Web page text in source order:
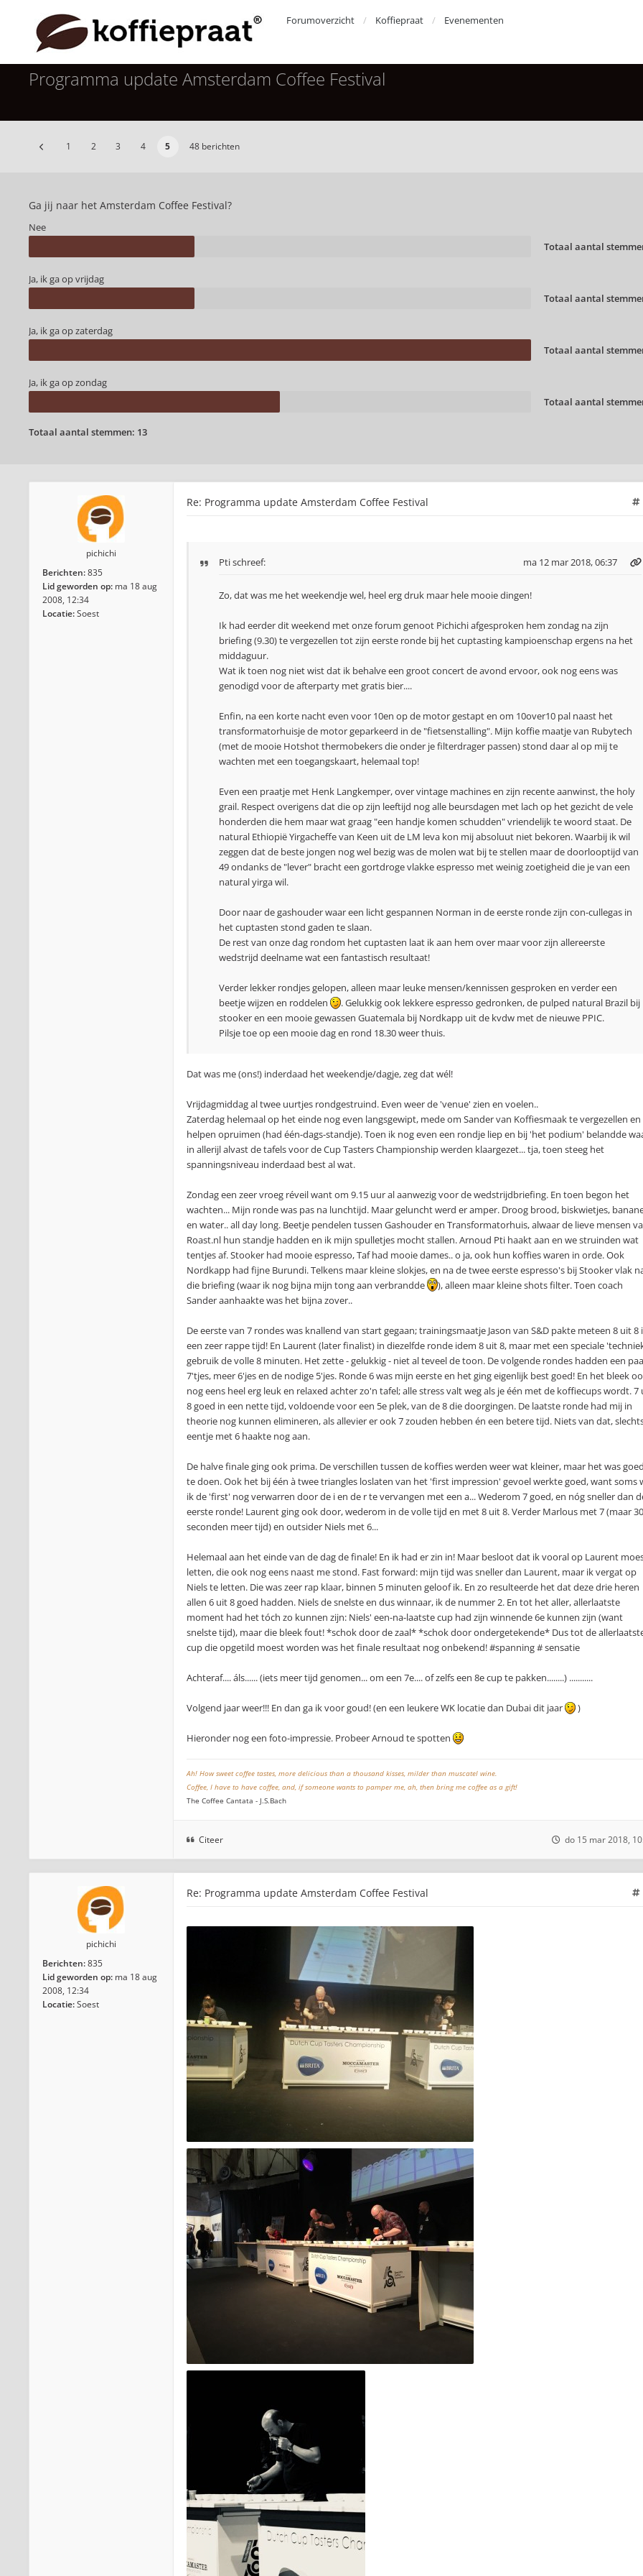
Forumoverzicht Koffiepraat Evenementen
Programma update Amsterdam Coffee Festival
1 2 3 4 5 48 berichten
Ga jij naar het Amsterdam Coffee Festival?
Nee
Totaal aantal
Ja, ik ga op vrijdag
Totaal aantal
Ja, ik ga op zaterdag
Totaal aantal
Ja, ik ga op zondag
Totaal aantal
Totaal aantal stemmen: 13
pichichi
Berichten:835
Lid geworden op: ma 18 aug
2008, 12:34
Locatie:Soest
Re: Programma update Amsterdam Coffee Festival
Ptischreef: ma 12 mar 2018, 06:37
Zo, dat was me het weekendje wel, heel erg druk maar hele mooie dingen!
Ik had eerder dit weekend met onze forum genoot Pichichi afgesproken hem zondag na zijn
briefing (9.30) te vergezellen tot zijn eerste ronde bij het cuptasting kampioenschap ergens na het
middaguur.
Wat ik toen nog niet wist dat ik behalve een groot concert de avond ervoor, ook nog eens was
genodigd voor de afterparty met gratis bier....
Enfin, na een korte nacht even voor 10en op de motor gestapt en om 10over10 pal naast het
transformatorhuisje de motor geparkeerd in de "fietsenstalling". Mijn koffie maatje van Rubytech
(met de mooie Hotshot thermobekers die onder je filterdrager passen) stond daar al op mij te
wachten met een toegangskaart, helemaal top!
Even een praatje met Henk Langkemper, over vintage machines en zijn recente aanwinst, the holy
grail. Respect overigens dat die op zijn leeftijd nog alle beursdagen met lach op het gezicht de vele
honderden die hem maar wat graag "een handje komen schudden" vriendelijk te woord staat. De
natural Ethiopië Yirgacheffe van Keen uit de LM leva kon mij absoluut niet bekoren. Waarbij ik wil
zeggen dat de beste jongen nog wel bezig was de molen wat bij te stellen maar de doorlooptijd van
49 ondanks de "lever" bracht een gortdroge vlakke espresso met weinig zoetigheid die je van een
natural yirga wil.
Door naar de gashouder waar een licht gespannen Norman in de eerste ronde zijn con-cullegas in
het cuptasten stond gaden te slaan.
De rest van onze dag rondom het cuptasten laat ik aan hem over maar voor zijn allereerste
wedstrijd deelname wat een fantastisch resultaat!
Verder lekker rondjes gelopen, alleen maar leuke mensen/kennissen gesproken en verder een
beetje wijzen en roddelen
. Gelukkig ook lekkere espresso gedronken, de pulped natural Brazil bij
stooker en een mooie gewassen Guatemala bij Nordkapp uit de kvdw met de nieuwe PPIC.
Pilsje toe op een mooie dag en rond 18.30 weer thuis.
Dat was me (ons!) inderdaad het weekendje/dagje, zeg dat wél!
Vrijdagmiddag al twee uurtjes rondgestruind. Even weer de 'venue' zien en voelen..
Zaterdag helemaal op het einde nog even langsgewipt, mede om Sander van Koffiesmaak te vergezellen en
helpen opruimen (had één-dags-standje). Toen ik nog even een rondje liep en bij 'het podium' belandde
in allerijl alvast de tafels voor de Cup Tasters Championship werden klaargezet... tja, toen steeg het
spanningsniveau inderdaad best al wat.
Zondag een zeer vroeg réveil want om 9.15 uur al aanwezig voor de wedstrijdbriefing. En toen begon het
wachten... Mijn ronde was pas na lunchtijd. Maar geluncht werd er amper. Droog brood, biskwietjes,
en water.. all day long. Beetje pendelen tussen Gashouder en Transformatorhuis, alwaar de lieve mensen
Roast.nl hun standje hadden en ik mijn spulletjes mocht stallen. Arnoud Pti haakt aan en we struinden wat
tentjes af. Stooker had mooie espresso, Taf had mooie dames.. o ja, ook hun koffies waren in orde. Ook
Nordkapp had fijne Burundi. Telkens maar kleine slokjes, en na de twee eerste espresso's bij Stooker vlak
die briefing (waar ik nog bijna mijn tong aan verbrandde
), alleen maar kleine shots filter. Toen coach
Sander aanhaakte was het bijna zover..
De eerste van 7 rondes was knallend van start gegaan; trainingsmaatje Jason van S&D pakte meteen 8 uit 8
een zeer rappe tijd! En Laurent (later finalist) in diezelfde ronde idem 8 uit 8, maar met een speciale
gebruik de volle 8 minuten. Het zette - gelukkig - niet al teveel de toon. De volgende rondes hadden een
7'tjes, meer 6'jes en de nodige 5'jes. Ronde 6 was mijn eerste en het ging eigenlijk best goed! En het bleek
nog eens heel erg leuk en relaxed achter zo'n tafel; alle stress valt weg als je één met de koffiecups wordt. 7
8 goed in een nette tijd, voldoende voor een 5e plek, van de 8 die doorgingen. De laatste ronde had mij in
theorie nog kunnen elimineren, als allevier er ook 7 zouden hebben én een betere tijd. Niets van dat,
eentje met 6 haakte nog aan.
De halve finale ging ook prima. De verschillen tussen de koffies werden weer wat kleiner, maar het was goed
te doen. Ook het bij één à twee triangles loslaten van het 'first impression' gevoel werkte goed, want soms
ik de 'first' nog verwarren door de i en de r te vervangen met een a... Wederom 7 goed, en nóg sneller dan
eerste ronde! Laurent ging ook door, wederom in de volle tijd en met 8 uit 8. Verder Marlous met 7 (maar 30
seconden meer tijd) en outsider Niels met 6...
Helemaal aan het einde van de dag de finale! En ik had er zin in! Maar besloot dat ik vooral op Laurent
letten, die ook nog eens naast me stond. Fast forward: mijn tijd was sneller dan Laurent, maar ik vergat op
Niels te letten. Die was zeer rap klaar, binnen 5 minuten geloof ik. En zo resulteerde het dat deze drie heren
allen 6 uit 8 goed hadden. Niels de snelste en dus winnaar, ik de nummer 2. En tot het aller, allerlaatste
moment had het tóch zo kunnen zijn: Niels' een-na-laatste cup had zijn winnende 6e kunnen zijn (want
snelste tijd), maar die bleek fout! *schok door de zaal* *schok door ondergetekende* Dus tot de
cup die opgetild moest worden was het finale resultaat nog onbekend! #spanning # sensatie
Achteraf.... áls...... (iets meer tijd genomen... om een 7e.... of zelfs een 8e cup te pakken........) ...........
Volgend jaar weer!!! En dan ga ik voor goud! (en een leukere WK locatie dan Dubai dit jaar )
Hieronder nog een foto-impressie. Probeer Arnoud te spotten
Ah! How sweet coffee tastes, more delicious than a thousand kisses, milder than muscatel wine.
Coffee, I have to have coffee, and, if someone wants to pamper me, ah, then bring me coffee as a gift!
The Coffee Cantata - J.S.Bach
Citeer do 15 mar 2018,
pichichi
Berichten:835
Lid geworden op: ma 18 aug
2008, 12:34
Locatie:Soest
Re: Programma update Amsterdam Coffee Festival